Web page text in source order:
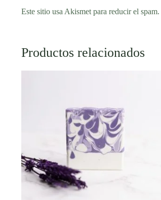
Este sitio usa Akismet para reducir el spam.
Productos relacionados